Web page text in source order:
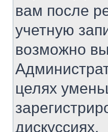
вам после
учетную
возможно
целях
дискуссиях.